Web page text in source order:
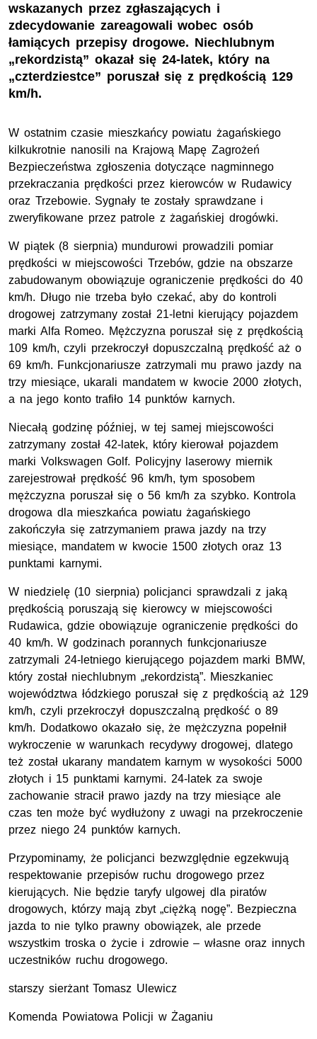
wskazanych przez zgłaszających i
zdecydowanie zareagowali wobec osób
łamiących przepisy drogowe. Niechlubnym
„rekordzistą” okazał się 24-latek, który na
„czterdziestce” poruszał się z prędkością 129
km/h.
W ostatnim czasie mieszkańcy powiatu żagańskiego
kilkukrotnie nanosili na Krajową Mapę Zagrożeń
Bezpieczeństwa zgłoszenia dotyczące nagminnego
przekraczania prędkości przez kierowców w Rudawicy
oraz Trzebowie. Sygnały te zostały sprawdzane i
zweryfikowane przez patrole z żagańskiej drogówki.
W piątek (8 sierpnia) mundurowi prowadzili pomiar
prędkości w miejscowości Trzebów, gdzie na obszarze
zabudowanym obowiązuje ograniczenie prędkości do 40
km/h. Długo nie trzeba było czekać, aby do kontroli
drogowej zatrzymany został 21-letni kierujący pojazdem
marki Alfa Romeo. Mężczyzna poruszał się z prędkością
109 km/h, czyli przekroczył dopuszczalną prędkość aż o
69 km/h. Funkcjonariusze zatrzymali mu prawo jazdy na
trzy miesiące, ukarali mandatem w kwocie 2000 złotych,
a na jego konto trafiło 14 punktów karnych.
Niecałą godzinę później, w tej samej miejscowości
zatrzymany został 42-latek, który kierował pojazdem
marki Volkswagen Golf. Policyjny laserowy miernik
zarejestrował prędkość 96 km/h, tym sposobem
mężczyzna poruszał się o 56 km/h za szybko. Kontrola
drogowa dla mieszkańca powiatu żagańskiego
zakończyła się zatrzymaniem prawa jazdy na trzy
miesiące, mandatem w kwocie 1500 złotych oraz 13
punktami karnymi.
W niedzielę (10 sierpnia) policjanci sprawdzali z jaką
prędkością poruszają się kierowcy w miejscowości
Rudawica, gdzie obowiązuje ograniczenie prędkości do
40 km/h. W godzinach porannych funkcjonariusze
zatrzymali 24-letniego kierującego pojazdem marki BMW,
który został niechlubnym „rekordzistą”. Mieszkaniec
województwa łódzkiego poruszał się z prędkością aż 129
km/h, czyli przekroczył dopuszczalną prędkość o 89
km/h. Dodatkowo okazało się, że mężczyzna popełnił
wykroczenie w warunkach recydywy drogowej, dlatego
też został ukarany mandatem karnym w wysokości 5000
złotych i 15 punktami karnymi. 24-latek za swoje
zachowanie stracił prawo jazdy na trzy miesiące ale
czas ten może być wydłużony z uwagi na przekroczenie
przez niego 24 punktów karnych.
Przypominamy, że policjanci bezwzględnie egzekwują
respektowanie przepisów ruchu drogowego przez
kierujących. Nie będzie taryfy ulgowej dla piratów
drogowych, którzy mają zbyt „ciężką nogę”. Bezpieczna
jazda to nie tylko prawny obowiązek, ale przede
wszystkim troska o życie i zdrowie – własne oraz innych
uczestników ruchu drogowego.
starszy sierżant Tomasz Ulewicz
Komenda Powiatowa Policji w Żaganiu